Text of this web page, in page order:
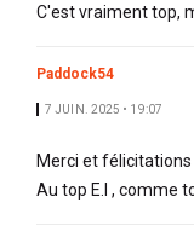
C'est vraiment top,
Paddock54
7 JUIN. 2025 • 19:07
Merci et
Au top E.I , comme